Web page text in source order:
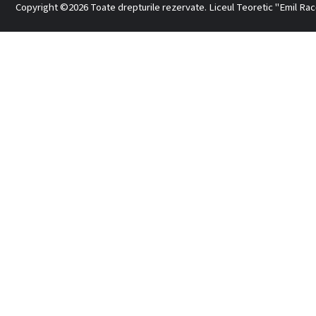
Copyright ©2026 Toate drepturile rezervate. Liceul Teoretic "Emil